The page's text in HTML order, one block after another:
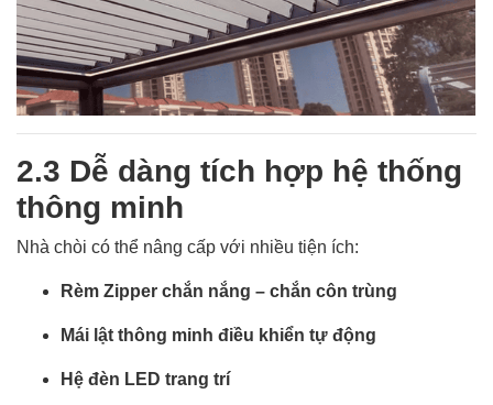
2.3 Dễ dàng tích hợp hệ thống
thông minh
Nhà chòi có thể nâng cấp với nhiều tiện ích:
Rèm Zipper chắn nắng – chắn côn trùng
Mái lật thông minh điều khiển tự động
Hệ đèn LED trang trí